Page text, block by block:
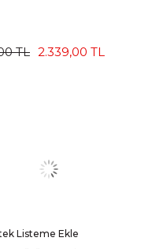
TL 2.339,00 TL
Listeme Ekle